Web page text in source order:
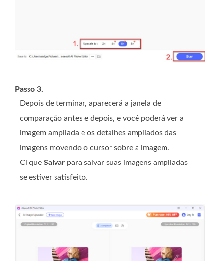
Passo 3.
Depois de terminar, aparecerá a janela de
comparação antes e depois, e você poderá ver a
imagem ampliada e os detalhes ampliados das
imagens movendo o cursor sobre a imagem.
Clique Salvar para salvar suas imagens ampliadas
se estiver satisfeito.